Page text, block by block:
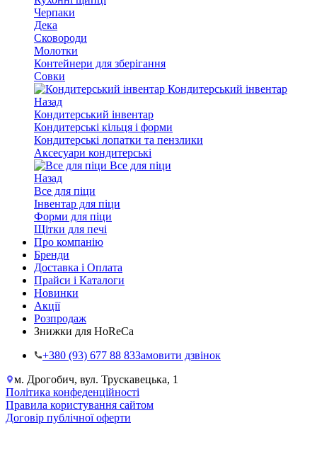
Черпаки
Дека
Сковороди
Молотки
Контейнери для зберігання
Совки
Кондитерський інвентар
Назад
Кондитерський інвентар
Кондитерські кільця і форми
Кондитерські лопатки та пензлики
Аксесуари кондитерські
Все для піци
Назад
Все для піци
Інвентар для піци
Форми для піци
Щітки для печі
Про компанію
Бренди
Доставка і Оплата
Прайси і Каталоги
Новинки
Акції
Розпродаж
Знижки для HoReCa
+38‎0 (93) 677 88 83Замовити дзвінок
м. Дрогобич, вул. Трускавецька, 1
Політика конфеденційності
Правила користування сайтом
Договір публічної оферти